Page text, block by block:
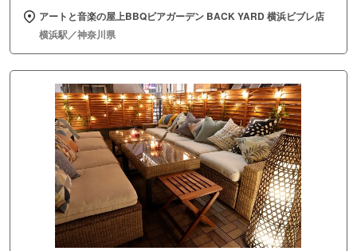
アートと音楽の屋上BBQビアガーデン BACK YARD 横浜ビブレ店
横浜駅／神奈川県